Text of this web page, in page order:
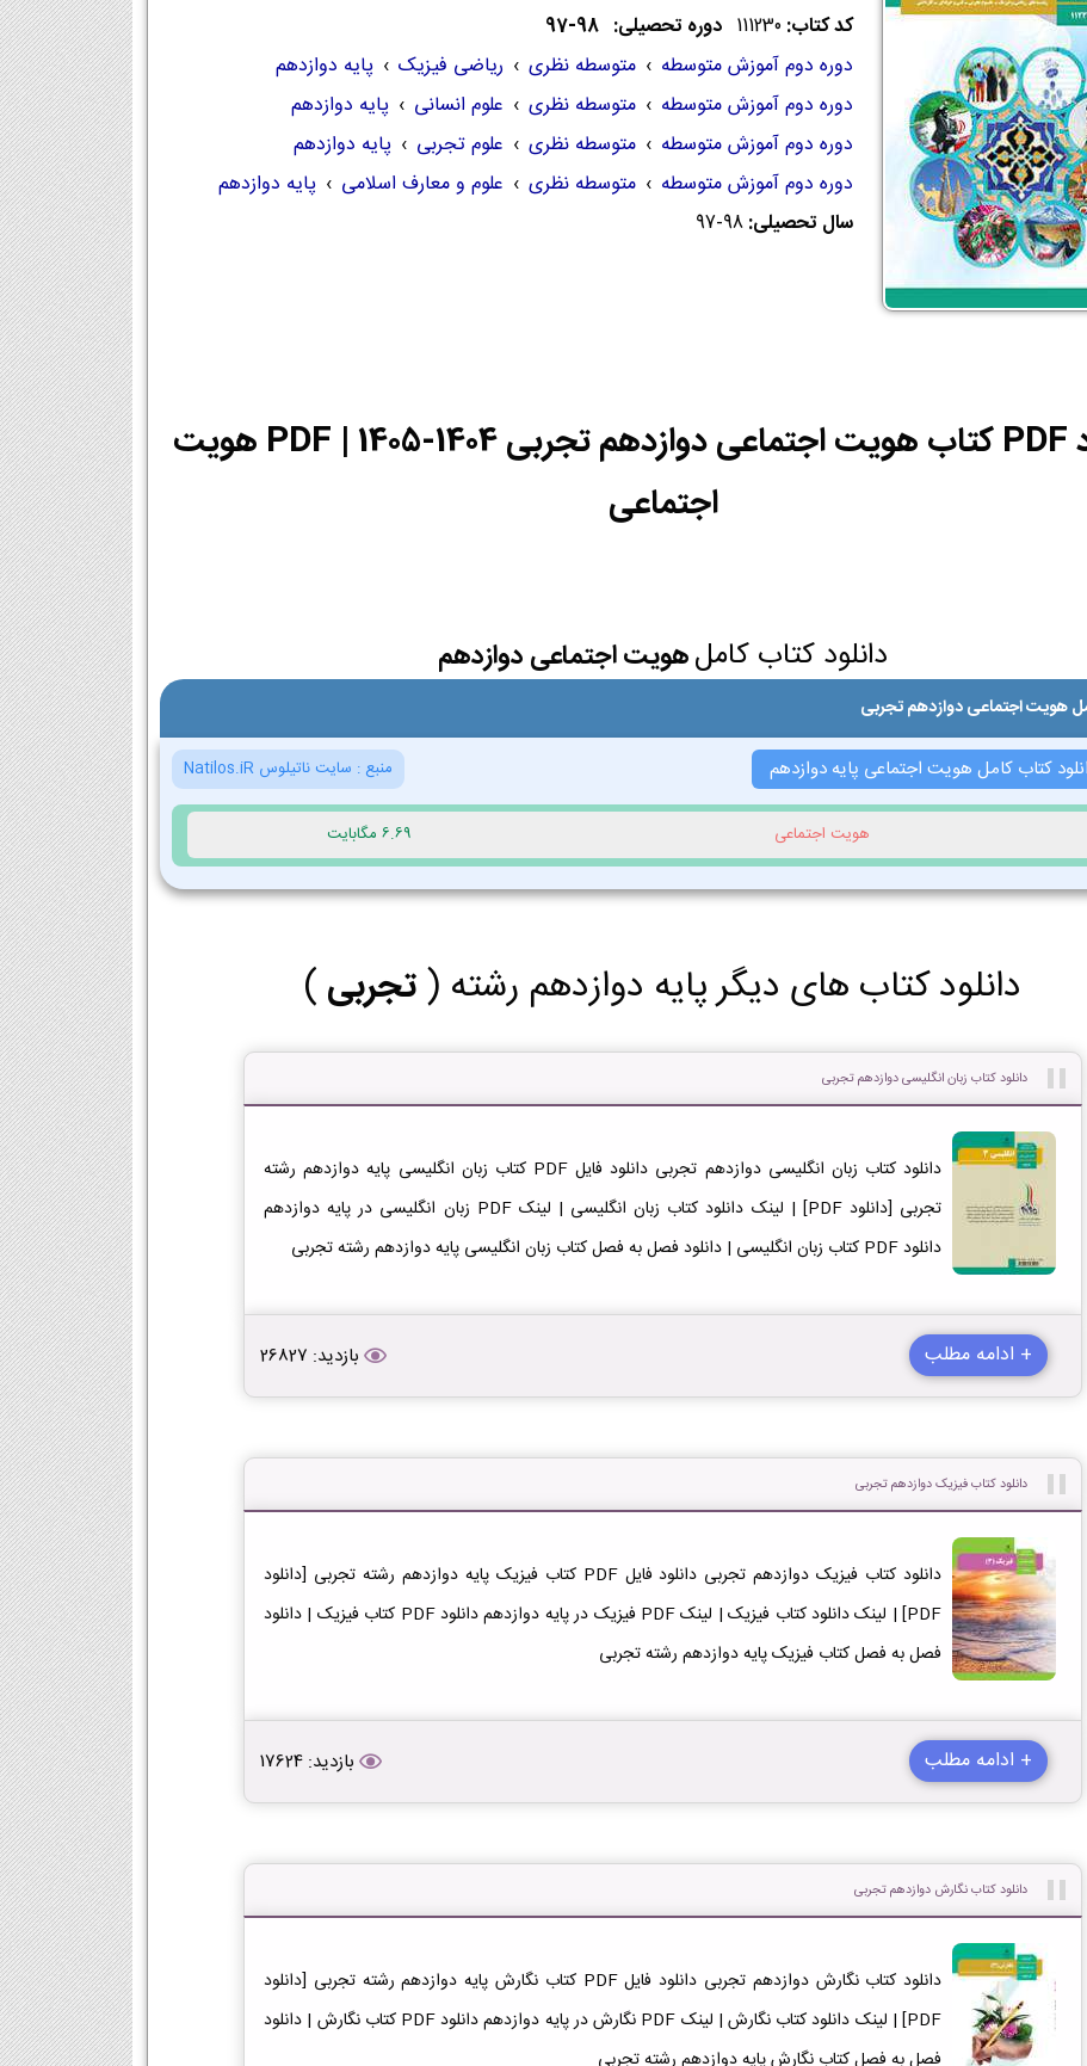
کد کتاب: 111230 دوره تحصیلی: 98-97
دوره دوم آموزش متوسطه › متوسطه نظری › ریاضی فیزیک › پایه دوازدهم
دوره دوم آموزش متوسطه › متوسطه نظری › علوم انسانی › پایه دوازدهم
دوره دوم آموزش متوسطه › متوسطه نظری › علوم تجربی › پایه دوازدهم
دوره دوم آموزش متوسطه › متوسطه نظری › علوم و معارف اسلامی › پایه دوازدهم
سال تحصیلی:97-98
دانلود PDF کتاب هویت اجتماعی دوازدهم تجربی 1404-1405 | PDF هویت
اجتماعی
دانلود کتاب کاملهویت اجتماعی دوازدهم
هویت اجتماعی دوازدهم تجربی
کتاب کامل هویت اجتماعی پایه دوازدهم منبع : سایت ناتیلوس Natilos.iR
هویت اجتماعی 6.69 مگابایت
دانلود کتاب های دیگر پایه دوازدهم رشته (تجربی )
دانلود کتاب زبان انگلیسی دوازدهم تجربی
دانلود کتاب زبان انگلیسی دوازدهم تجربی دانلود فایل PDF کتاب زبان انگلیسی پایه دوازدهم رشته
تجربی [دانلود PDF] | لینک دانلود کتاب زبان انگلیسی | لینک PDF زبان انگلیسی در پایه دوازدهم
دانلود PDF کتاب زبان انگلیسی | دانلود فصل به فصل کتاب زبان انگلیسی پایه دوازدهم رشته تجربی
+ ادامه مطلب بازدید: 26827
دانلود کتاب فیزیک دوازدهم تجربی
دانلود کتاب فیزیک دوازدهم تجربی دانلود فایل PDF کتاب فیزیک پایه دوازدهم رشته تجربی [دانلود
PDF] | لینک دانلود کتاب فیزیک | لینک PDF فیزیک در پایه دوازدهم دانلود PDF کتاب فیزیک | دانلود
فصل به فصل کتاب فیزیک پایه دوازدهم رشته تجربی
+ ادامه مطلب بازدید: 17624
دانلود کتاب نگارش دوازدهم تجربی
دانلود کتاب نگارش دوازدهم تجربی دانلود فایل PDF کتاب نگارش پایه دوازدهم رشته تجربی [دانلود
PDF] | لینک دانلود کتاب نگارش | لینک PDF نگارش در پایه دوازدهم دانلود PDF کتاب نگارش | دانلود
فصل به فصل کتاب نگارش پایه دوازدهم رشته تجربی